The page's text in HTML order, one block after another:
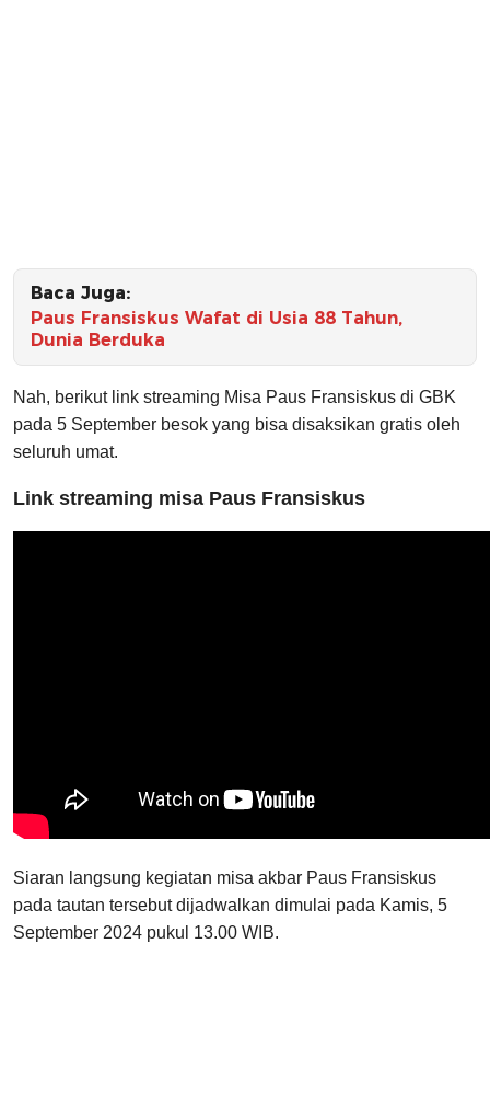
Baca Juga:
Paus Fransiskus Wafat di Usia 88 Tahun,
Dunia Berduka
Nah, berikut link streaming Misa Paus Fransiskus di GBK
pada 5 September besok yang bisa disaksikan gratis oleh
seluruh umat.
Link streaming misa Paus Fransiskus
Siaran langsung kegiatan misa akbar Paus Fransiskus
pada tautan tersebut dijadwalkan dimulai pada Kamis, 5
September 2024 pukul 13.00 WIB.